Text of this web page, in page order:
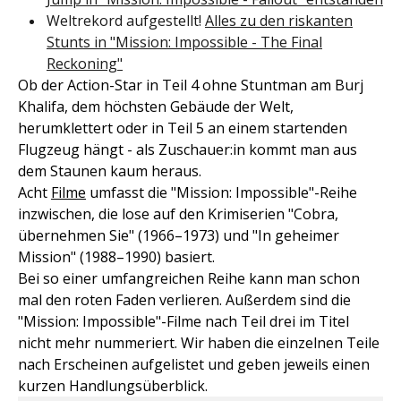
Weltrekord aufgestellt! Alles zu den riskanten
Stunts in "Mission: Impossible - The Final
Reckoning"
Ob der Action-Star in Teil 4 ohne Stuntman am Burj
Khalifa, dem höchsten Gebäude der Welt,
herumklettert oder in Teil 5 an einem startenden
Flugzeug hängt - als Zuschauer:in kommt man aus
dem Staunen kaum heraus.
Acht Filme umfasst die "Mission: Impossible"-Reihe
inzwischen, die lose auf den Krimiserien "Cobra,
übernehmen Sie" (1966–1973) und "In geheimer
Mission" (1988–1990) basiert.
Bei so einer umfangreichen Reihe kann man schon
mal den roten Faden verlieren. Außerdem sind die
"Mission: Impossible"-Filme nach Teil drei im Titel
nicht mehr nummeriert. Wir haben die einzelnen Teile
nach Erscheinen aufgelistet und geben jeweils einen
kurzen Handlungsüberblick.